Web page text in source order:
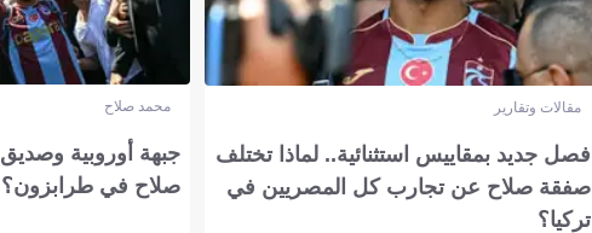
مقالات وتقارير
فصل جديد بمقاييس استثنائية.. لماذا تختلف
صفقة صلاح عن تجارب كل المصريين في
تركيا؟
محمد صلاح
جبهة أوروبية وصديق
صلاح في طرابزون؟